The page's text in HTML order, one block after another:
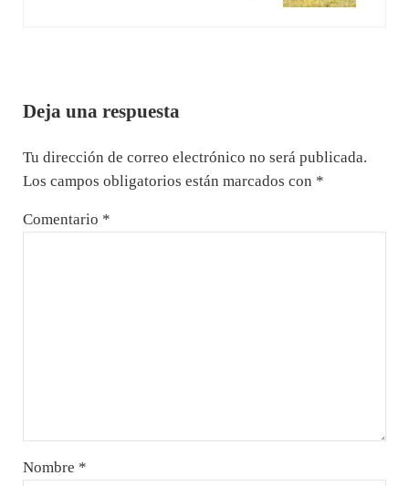
Deja una respuesta
Tu dirección de correo electrónico no será publicada.
Los campos obligatorios están marcados con *
Comentario *
Nombre *